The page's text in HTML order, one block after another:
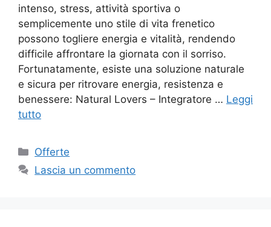
intenso, stress, attività sportiva o
semplicemente uno stile di vita frenetico
possono togliere energia e vitalità, rendendo
difficile affrontare la giornata con il sorriso.
Fortunatamente, esiste una soluzione naturale
e sicura per ritrovare energia, resistenza e
benessere: Natural Lovers – Integratore … Leggi
tutto
Categorie
Offerte
Lascia un commento